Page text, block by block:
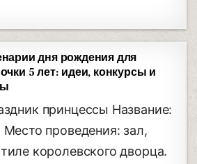
дня рождения для
5 лет: идеи, конкурсы и
принцессы Название:
проведения: зал,
королевского дворца.